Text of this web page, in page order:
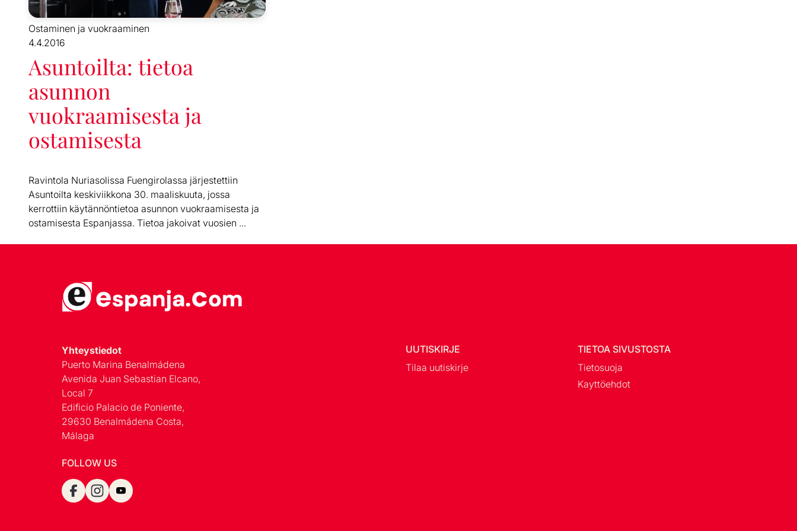
Ostaminen ja vuokraaminen
4.4.2016
Asuntoilta: tietoa
asunnon
vuokraamisesta ja
ostamisesta
Ravintola Nuriasolissa Fuengirolassa järjestettiin
Asuntoilta keskiviikkona 30. maaliskuuta, jossa
kerrottiin käytännöntietoa asunnon vuokraamisesta ja
ostamisesta Espanjassa. Tietoa jakoivat vuosien ...
Yhteystiedot
Puerto Marina Benalmádena
Avenida Juan Sebastian Elcano,
Local 7
Edificio Palacio de Poniente,
29630 Benalmádena Costa,
Málaga
FOLLOW US
UUTISKIRJE
Tilaa uutiskirje
TIETOA SIVUSTOSTA
Tietosuoja
Kayttöehdot